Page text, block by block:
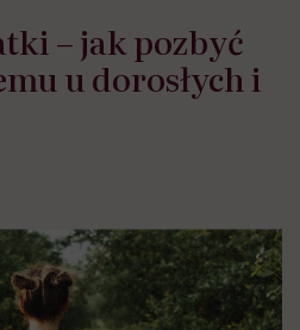
– jak pozbyć
u dorosłych i